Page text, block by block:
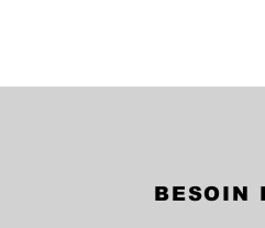
BESOIN